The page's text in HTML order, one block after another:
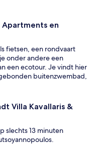
Apartments en
fietsen, een rondvaart
onder andere een
een ecotour. Je vindt hier
buitenzwembad,
Villa Kavallaris &
slechts 13 minuten